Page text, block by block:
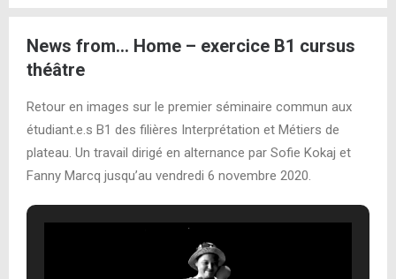
News from… Home – exercice B1 cursus
théâtre
Retour en images sur le premier séminaire commun aux
étudiant.e.s B1 des filières Interprétation et Métiers de
plateau. Un travail dirigé en alternance par Sofie Kokaj et
Fanny Marcq jusqu’au vendredi 6 novembre 2020.